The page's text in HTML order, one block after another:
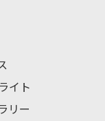
イト
リー